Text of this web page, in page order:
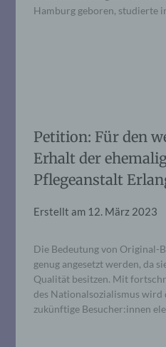
Hamburg geboren, studierte
Petition: Für den
Erhalt der
Pflegeanstalt
Erstellt am 12. März 2023
Die Bedeutung von Original-
genug angesetzt werden, da
Qualität besitzen. Mit
des Nationalsozialismus wird
zukünftige Besucher:innen